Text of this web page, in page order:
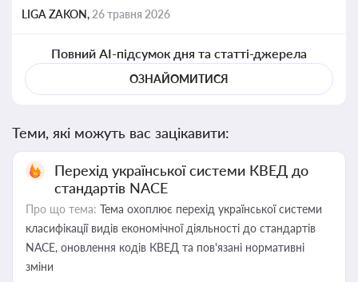
LIGA ZAKON, 26 травня 2026
Повний AI-підсумок дня та статті-джерела
ОЗНАЙОМИТИСЯ
Теми, які можуть вас зацікавити:
Перехід української системи КВЕД до
стандартів NACE
Про що тема: Тема охоплює перехід української системи
класифікації видів економічної діяльності до стандартів
NACE, оновлення кодів КВЕД та пов'язані нормативні
зміни